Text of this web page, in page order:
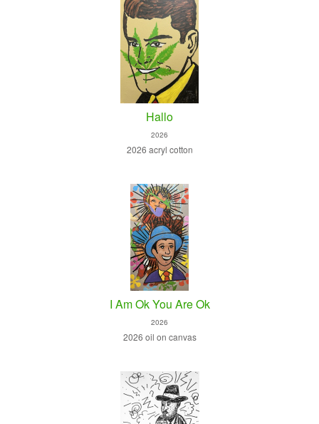
Hallo
2026
2026 acryl cotton
I Am Ok You Are Ok
2026
2026 oil on canvas